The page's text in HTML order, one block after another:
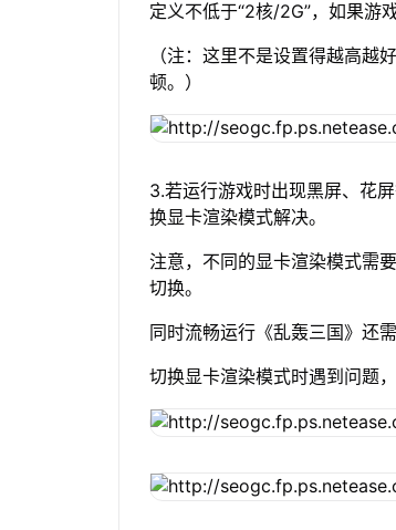
定义不低于“2核/2G”，如果游
（注：这里不是设置得越高越
顿。）
3.若运行游戏时出现黑屏、花
换显卡渲染模式解决。
注意，不同的显卡渲染模式需
切换。
同时流畅运行《乱轰三国》还
切换显卡渲染模式时遇到问题